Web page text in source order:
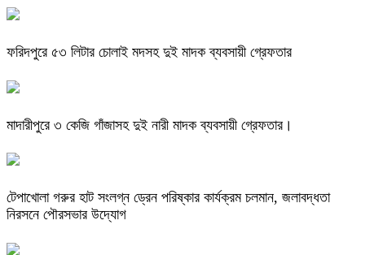
ফরিদপুরে ৫৩ লিটার চোলাই মদসহ দুই মাদক ব্যবসায়ী গ্রেফতার
মাদারীপুরে ৩ কেজি গাঁজাসহ দুই নারী মাদক ব্যবসায়ী গ্রেফতার।
টেপাখোলা গরুর হাট সংলগ্ন ড্রেন পরিষ্কার কার্যক্রম চলমান, জলাবদ্ধতা
নিরসনে পৌরসভার উদ্যোগ